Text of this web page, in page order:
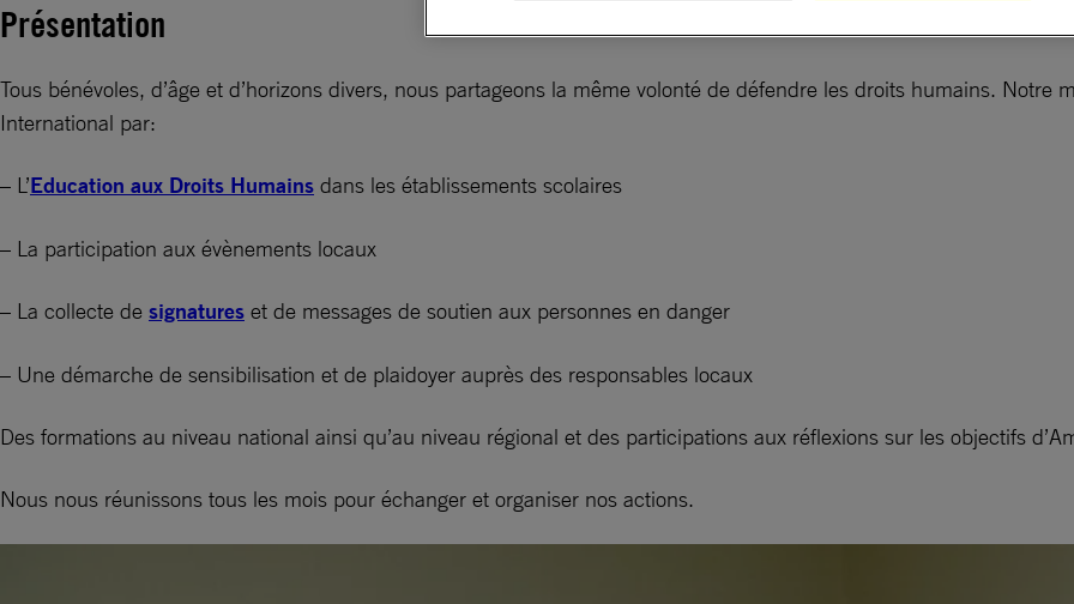
Présentation
Tous bénévoles, d’âge et d’horizons divers, nous partageons la même volonté de défendre les droits humains. Notre
International par:
– L’Education aux Droits Humains dans les établissements scolaires
– La participation aux évènements locaux
– La collecte de signatures et de messages de soutien aux personnes en danger
– Une démarche de sensibilisation et de plaidoyer auprès des responsables locaux
Des formations au niveau national ainsi qu’au niveau régional et des participations aux réflexions sur les objectifs
Nous nous réunissons tous les mois pour échanger et organiser nos actions.